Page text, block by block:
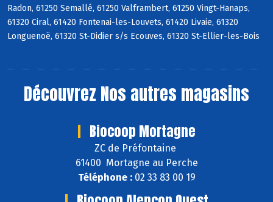
Radon, 61250 Semallé, 61250 Valframbert, 61250 Vingt-Hanaps,
61320 Ciral, 61420 Fontenai-les-Louvets, 61420 Livaie, 61320
Longuenoë, 61320 St-Didier s/s Ecouves, 61320 St-Ellier-les-Bois
Découvrez Nos autres magasins
Biocoop Mortagne
ZC de Préfontaine
61400 Mortagne au Perche
Téléphone :02 33 83 00 19